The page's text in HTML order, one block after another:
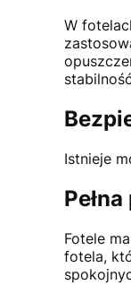
W
Istnieje
Fotele
fotela,